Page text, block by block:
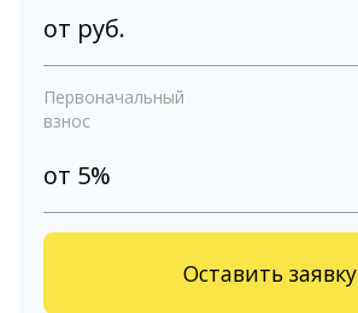
от руб.
Первоначальный
взнос
от 5%
Оставить заявку